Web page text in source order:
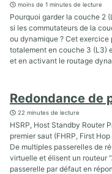
moins de 1 minutes de lecture
Pourquoi garder la couche 2
si les commutateurs de la
ou dynamique ? Cet
totalement en couche 3 (L3)
et en activant le routage
Redondance de
22 minutes de lecture
HSRP, Host Standby Router
premier saut (FHRP, First
De multiples passerelles de
virtuelle et élisent un routeur
passerelle par défaut en